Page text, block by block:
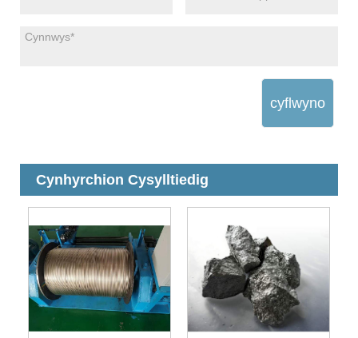
cyflwyno
Cynhyrchion Cysylltiedig